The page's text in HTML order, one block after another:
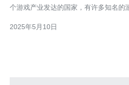
个游戏产业发达的国家，有许多知名的游
之一，旗下有许多知名游戏，如《炉石
2025年5月10日